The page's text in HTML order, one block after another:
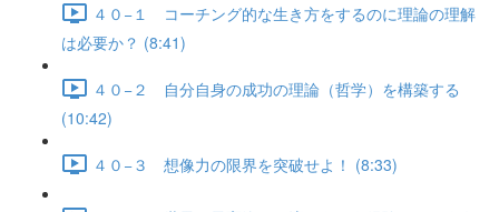
４０−１ コーチング的な生き方をするのに理論の理解
は必要か？ (8:41)
４０−２ 自分自身の成功の理論（哲学）を構築する
(10:42)
４０−３ 想像力の限界を突破せよ！ (8:33)